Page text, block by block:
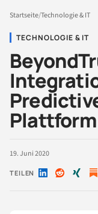
Startseite/Technologie & IT
TECHNOLOGIE & IT
19. Juni 2020
TEILEN Auf Auf Auf